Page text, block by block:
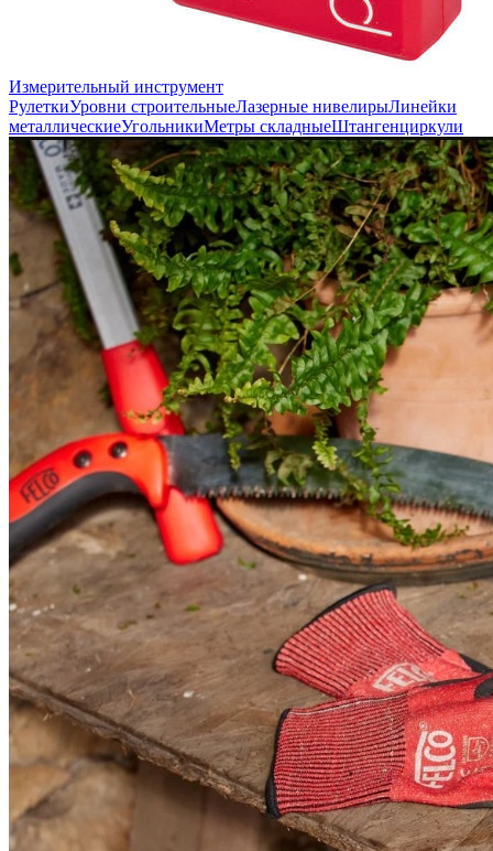
Измерительный инструмент
РулеткиУровни строительныеЛазерные нивелирыЛинейки
металлическиеУгольникиМетры складныеШтангенциркули